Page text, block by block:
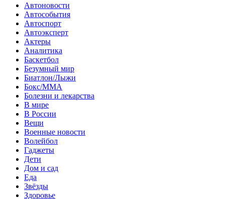
Автоновости
Автособытия
Автоспорт
Автоэксперт
Актеры
Аналитика
Баскетбол
Безумный мир
Биатлон/Лыжи
Бокс/MMA
Болезни и лекарства
В мире
В России
Вещи
Военные новости
Волейбол
Гаджеты
Дети
Дом и сад
Еда
Звёзды
Здоровье